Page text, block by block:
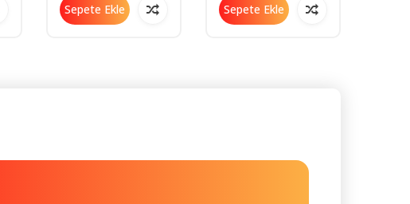
Sepete Ekle Sepete Ekle